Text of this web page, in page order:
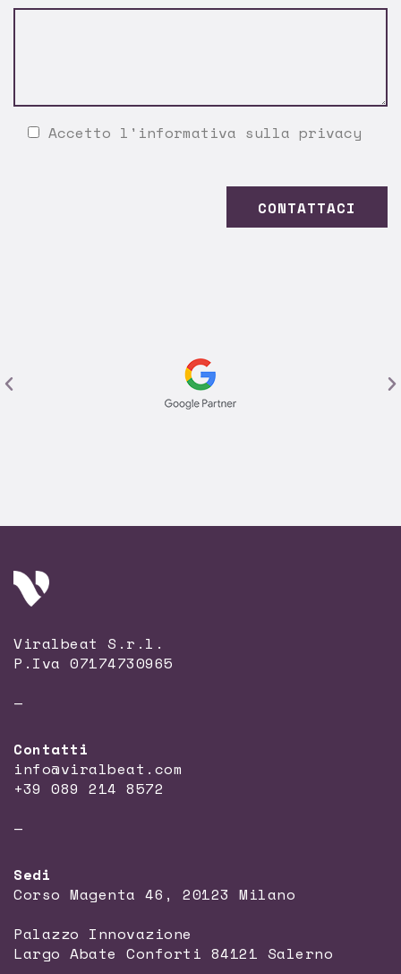
Accetto l' informativa sulla privacy
Viralbeat S.r.l.
P.Iva 07174730965
—
Contatti
info@viralbeat.com
+39 089 214 8572
—
Sedi
Corso Magenta 46, 20123 Milano
Palazzo Innovazione
Largo Abate Conforti 84121 Salerno